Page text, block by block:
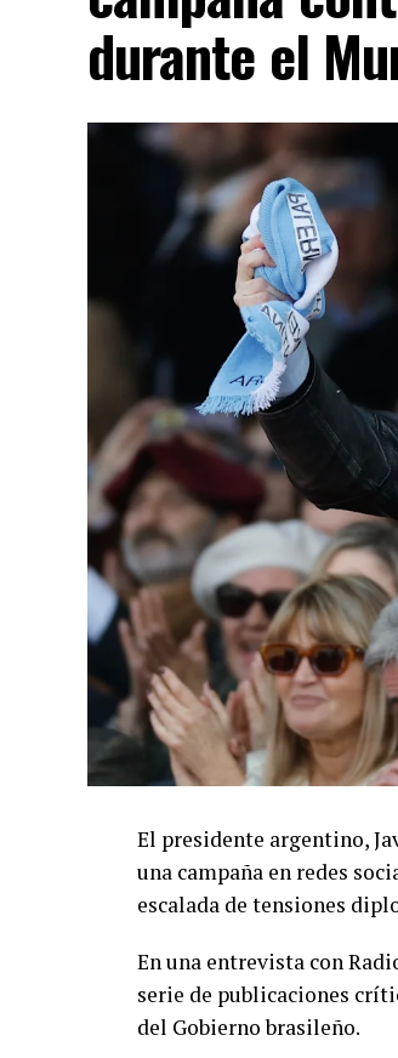
durante el
El presidente argentino,
una campaña en redes
escalada de tensiones
En una entrevista con
serie de publicaciones
del Gobierno brasileño.